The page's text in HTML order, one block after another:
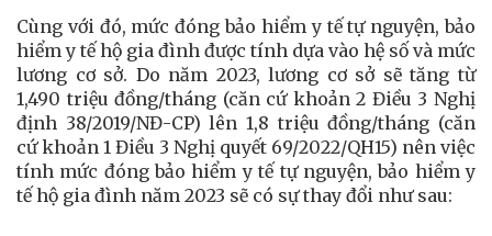
Cùng với đó, mức đóng bảo hiểm y tế tự nguyện, bảo
hiểm y tế hộ gia đình được tính dựa vào hệ số và mức
lương cơ sở. Do năm 2023, lương cơ sở sẽ tăng từ
1,490 triệu đồng/tháng (căn cứ khoản 2 Điều 3 Nghị
định 38/2019/NĐ-CP) lên 1,8 triệu đồng/tháng (căn
cứ khoản 1 Điều 3 Nghị quyết 69/2022/QH15) nên việc
tính mức đóng bảo hiểm y tế tự nguyện, bảo hiểm y
tế hộ gia đình năm 2023 sẽ có sự thay đổi như sau: